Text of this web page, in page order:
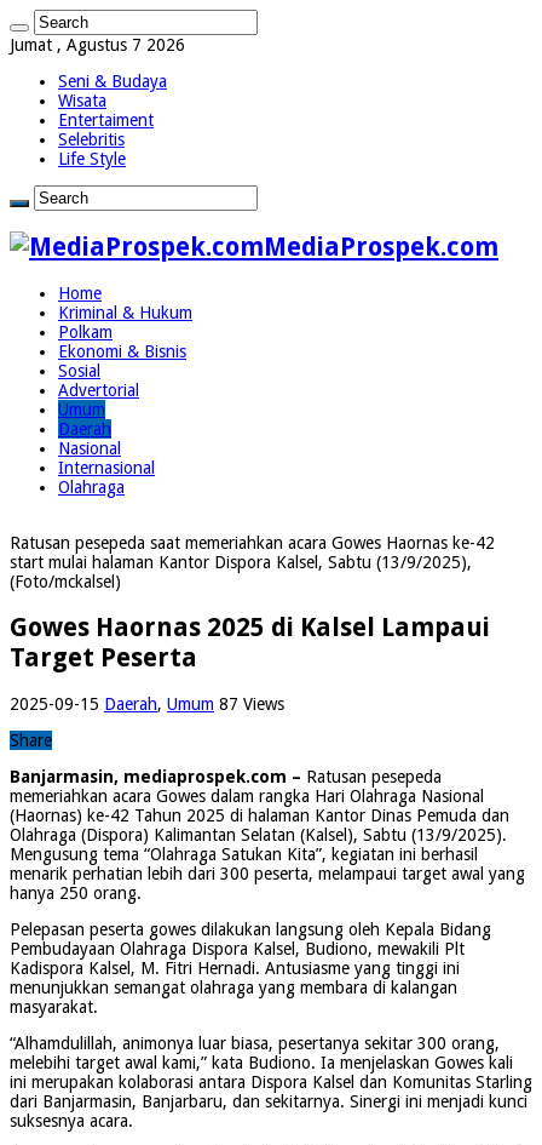
Jumat , Agustus 7 2026
Seni & Budaya
Wisata
Entertaiment
Selebritis
Life Style
MediaProspek.com
Home
Kriminal & Hukum
Polkam
Ekonomi & Bisnis
Sosial
Advertorial
Umum
Daerah
Nasional
Internasional
Olahraga
Ratusan pesepeda saat memeriahkan acara Gowes Haornas ke-42
start mulai halaman Kantor Dispora Kalsel, Sabtu (13/9/2025),
(Foto/mckalsel)
Gowes Haornas 2025 di Kalsel Lampaui
Target Peserta
2025-09-15 Daerah, Umum 87 Views
Share
Banjarmasin, mediaprospek.com – Ratusan pesepeda
memeriahkan acara Gowes dalam rangka Hari Olahraga Nasional
(Haornas) ke-42 Tahun 2025 di halaman Kantor Dinas Pemuda dan
Olahraga (Dispora) Kalimantan Selatan (Kalsel), Sabtu (13/9/2025).
Mengusung tema “Olahraga Satukan Kita”, kegiatan ini berhasil
menarik perhatian lebih dari 300 peserta, melampaui target awal yang
hanya 250 orang.
Pelepasan peserta gowes dilakukan langsung oleh Kepala Bidang
Pembudayaan Olahraga Dispora Kalsel, Budiono, mewakili Plt
Kadispora Kalsel, M. Fitri Hernadi. Antusiasme yang tinggi ini
menunjukkan semangat olahraga yang membara di kalangan
masyarakat.
“Alhamdulillah, animonya luar biasa, pesertanya sekitar 300 orang,
melebihi target awal kami,” kata Budiono. Ia menjelaskan Gowes kali
ini merupakan kolaborasi antara Dispora Kalsel dan Komunitas Starling
dari Banjarmasin, Banjarbaru, dan sekitarnya. Sinergi ini menjadi kunci
suksesnya acara.